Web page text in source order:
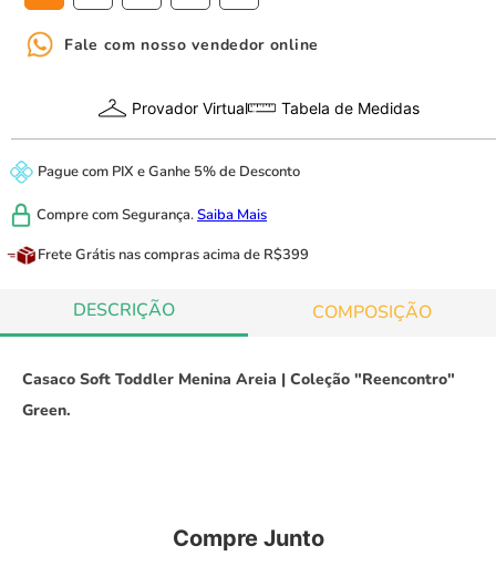
Fale com nosso vendedor online
Provador Virtual Tabela de Medidas
Pague com PIX eGanhe 5% de Desconto
Compre comSegurança.Saiba Mais
Frete Grátis nas compras acima de R$399
DESCRIÇÃO COMPOSIÇÃO
Casaco Soft Toddler Menina Areia | Coleção "Reencontro"
Green.
Compre Junto